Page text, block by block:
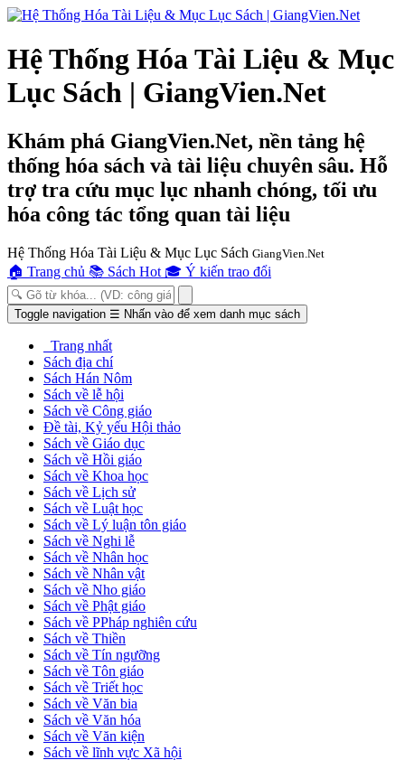
Hệ Thống Hóa Tài Liệu & Mục
Lục Sách | GiangVien.Net
Khám phá GiangVien.Net, nền tảng hệ
thống hóa sách và tài liệu chuyên sâu. Hỗ
trợ tra cứu mục lục nhanh chóng, tối ưu
hóa công tác tổng quan tài liệu
Hệ Thống Hóa Tài Liệu & Mục Lục Sách GiangVien.Net
🏠 Trang chủ 📚 Sách Hot 🎓 Ý kiến trao đổi
Toggle navigation ☰ Nhấn vào để xem danh mục sách
Trang nhất
Sách địa chí
Sách Hán Nôm
Sách về lễ hội
Sách về Công giáo
Đề tài, Kỷ yếu Hội thảo
Sách về Giáo dục
Sách về Hồi giáo
Sách về Khoa học
Sách về Lịch sử
Sách về Luật học
Sách về Lý luận tôn giáo
Sách về Nghi lễ
Sách về Nhân học
Sách về Nhân vật
Sách về Nho giáo
Sách về Phật giáo
Sách về PPháp nghiên cứu
Sách về Thiền
Sách về Tín ngưỡng
Sách về Tôn giáo
Sách về Triết học
Sách về Văn bia
Sách về Văn hóa
Sách về Văn kiện
Sách về lĩnh vực Xã hội